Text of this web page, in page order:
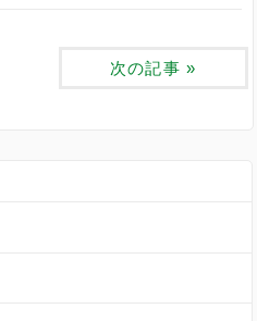
次の記事 »